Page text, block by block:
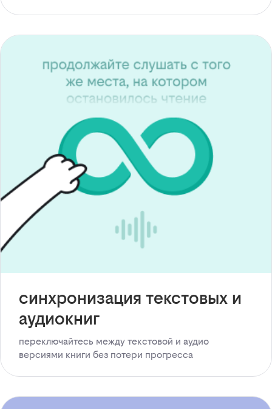
синхронизация текстовых и
аудиокниг
переключайтесь между текстовой и аудио
версиями книги без потери прогресса